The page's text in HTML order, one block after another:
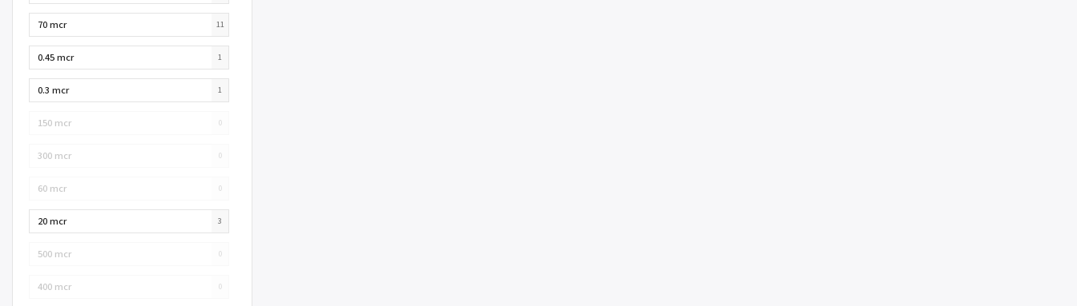
70 mcr 11
0.45 mcr 1
0.3 mcr 1
150 mcr 0
300 mcr 0
60 mcr 0
20 mcr 3
500 mcr 0
400 mcr 0